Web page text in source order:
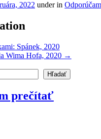
2022 under in
Spánek, 2020
Wima Hofa, 2020 →
Hľadať
prečítať